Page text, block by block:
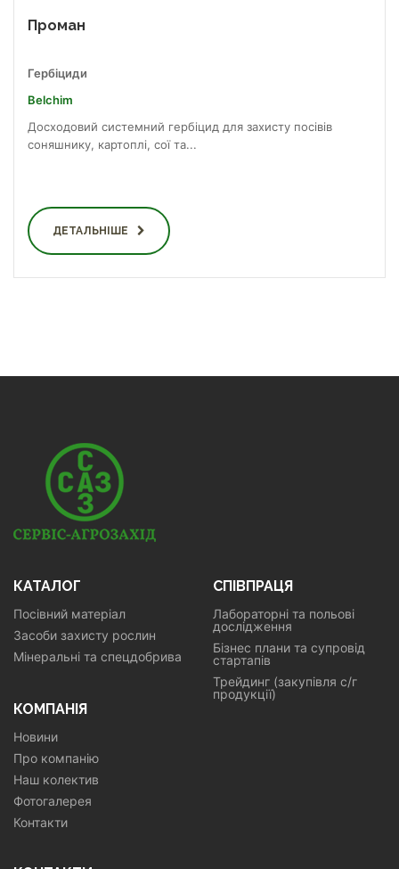
Проман
Гербіциди
Belchim
Досходовий системний гербіцид для захисту посівів
соняшнику, картоплі, сої та...
ДЕТАЛЬНІШЕ
КАТАЛОГ
Посівний матеріал
Засоби захисту рослин
Мінеральні та спецдобрива
СПІВПРАЦЯ
Лабораторні та польові
дослідження
Бізнес плани та супровід
стартапів
Трейдинг (закупівля с/г
продукції)
КОМПАНІЯ
Новини
Про компанію
Наш колектив
Фотогалерея
Контакти